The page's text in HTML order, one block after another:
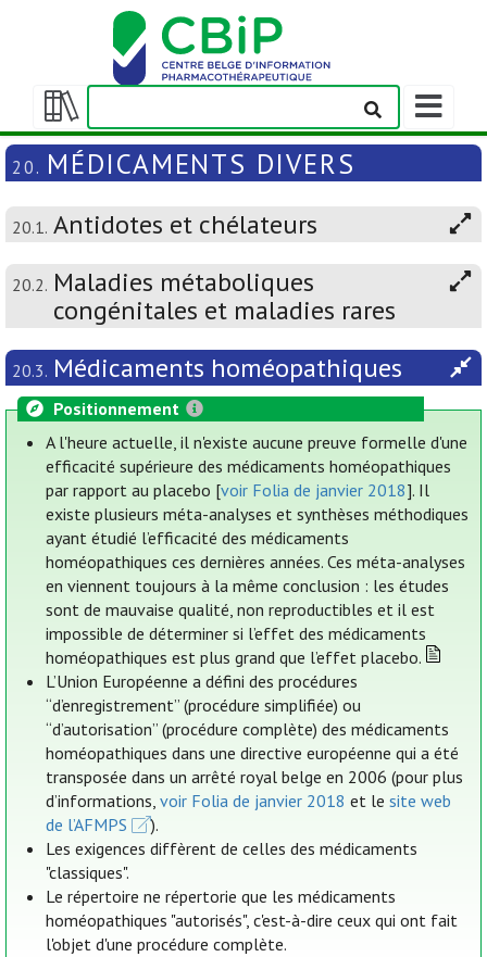
Afficher/masquer
la
table
matières
Afficher/
la
barre
navigation
20. MÉDICAMENTS DIVERS
20.1. Antidotes et chélateurs
20.2. Maladies métaboliques
congénitales et maladies rares
20.3. Médicaments homéopathiques
Positionnement
A l'heure actuelle, il n'existe aucune preuve formelle d'une
efficacité supérieure des médicaments homéopathiques
par rapport au placebo [voir Folia de janvier 2018]. Il
existe plusieurs méta-analyses et synthèses méthodiques
ayant étudié l’efficacité des médicaments
homéopathiques ces dernières années. Ces méta-analyses
en viennent toujours à la même conclusion : les études
sont de mauvaise qualité, non reproductibles et il est
impossible de déterminer si l’effet des médicaments
homéopathiques est plus grand que l’effet placebo.
L’Union Européenne a défini des procédures
“d’enregistrement” (procédure simplifiée) ou
“d’autorisation” (procédure complète) des médicaments
homéopathiques dans une directive européenne qui a été
transposée dans un arrêté royal belge en 2006 (pour plus
d’informations,voir Folia de janvier 2018 et lesite web
de l’AFMPS
).
Les exigences diffèrent de celles des médicaments
"classiques".
Le répertoire ne répertorie que les médicaments
homéopathiques "autorisés", c'est-à-dire ceux qui ont fait
l'objet d'une procédure complète.